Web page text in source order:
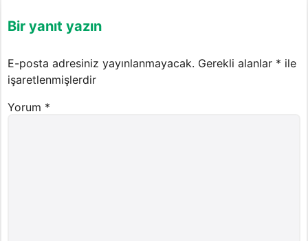
Bir yanıt yazın
E-posta adresiniz yayınlanmayacak. Gerekli alanlar * ile
işaretlenmişlerdir
Yorum *